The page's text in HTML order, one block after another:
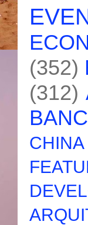
(352)
(312)